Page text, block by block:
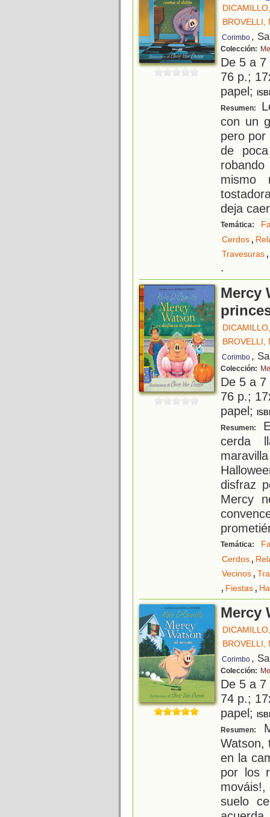
BROVELLI,
Corimbo ,
Colección:
De 5 a
76 p.;
papel;
Resumen:
con un
pero por
de
mismo
deja
Temática:
Cerdos,
Travesuras,
.
Mercy
BROVELLI,
Corimbo ,
Colección:
De 5 a
76 p.;
papel;
Resumen:
cerda
disfraz
Mercy
Temática:
Cerdos,
Vecinos,
, Fiestas,
Mercy
BROVELLI,
Corimbo ,
Colección:
De 5 a
74 p.;
papel;
Resumen:
Watson,
en la
por los
suelo